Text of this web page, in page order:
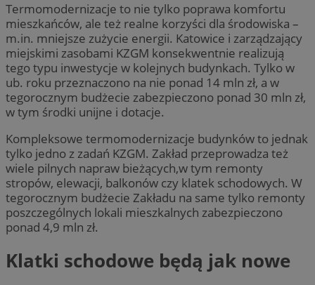
Termomodernizacje to nie tylko poprawa komfortu
mieszkańców, ale też realne korzyści dla środowiska –
m.in. mniejsze zużycie energii. Katowice i zarządzający
miejskimi zasobami KZGM konsekwentnie realizują
tego typu inwestycje w kolejnych budynkach. Tylko w
ub. roku przeznaczono na nie ponad 14 mln zł, a w
tegorocznym budżecie zabezpieczono ponad 30 mln zł,
w tym środki unijne i dotacje.
Kompleksowe termomodernizacje budynków to jednak
tylko jedno z zadań KZGM. Zakład przeprowadza też
wiele pilnych napraw bieżących,w tym remonty
stropów, elewacji, balkonów czy klatek schodowych. W
tegorocznym budżecie Zakładu na same tylko remonty
poszczególnych lokali mieszkalnych zabezpieczono
ponad 4,9 mln zł.
Klatki schodowe będą jak nowe